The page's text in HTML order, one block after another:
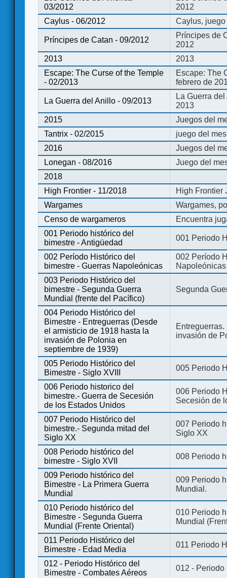
03/2012
2012
Caylus - 06/2012
Caylus,
Príncipes de Catan - 09/2012
Príncipes de
2012
2013
2013
Escape: The Curse of the Temple
- 02/2013
Escape: The
febrero de
La Guerra del Anillo - 09/2013
La Guerra
2013
2015
Juegos del
Tantrix - 02/2015
juego del
2016
Juegos del
Lonegan - 08/2016
Juego del
2018
High Frontier - 11/2018
High Frontier
Wargames
Wargames,
Censo de wargameros
Encuentra
001 Periodo histórico del
bimestre - Antigüedad
001 Periodo
002 Período Histórico del
bimestre - Guerras Napoleónicas
002 Período
Napoleónicas
003 Periodo Histórico del
bimestre - Segunda Guerra
Mundial (frente del Pacífico)
Segunda
004 Periodo Histórico del
Bimestre - Entreguerras (Desde
el armisticio de 1918 hasta la
invasión de Polonia en
septiembre de 1939)
invasión de
005 Periodo Histórico del
Bimestre - Siglo XVIII
005 Periodo
006 Periodo historico del
bimestre.- Guerra de Secesión
de los Estados Unidos
006 Periodo
Secesión de
007 Periodo Histórico del
bimestre.- Segunda mitad del
Siglo XX
007 Periodo
Siglo XX
008 Periodo histórico del
bimestre - Siglo XVII
008 Periodo
009 Periodo histórico del
Bimestre - La Primera Guerra
Mundial
009 Periodo
Mundial.
010 Periodo histórico del
Bimestre - Segunda Guerra
Mundial (Frente Oriental)
010 Periodo
Mundial
011 Periodo Histórico del
Bimestre - Edad Media
011 Periodo
012 - Periodo Histórico del
Bimestre - Combates Aéreos
012 - Periodo